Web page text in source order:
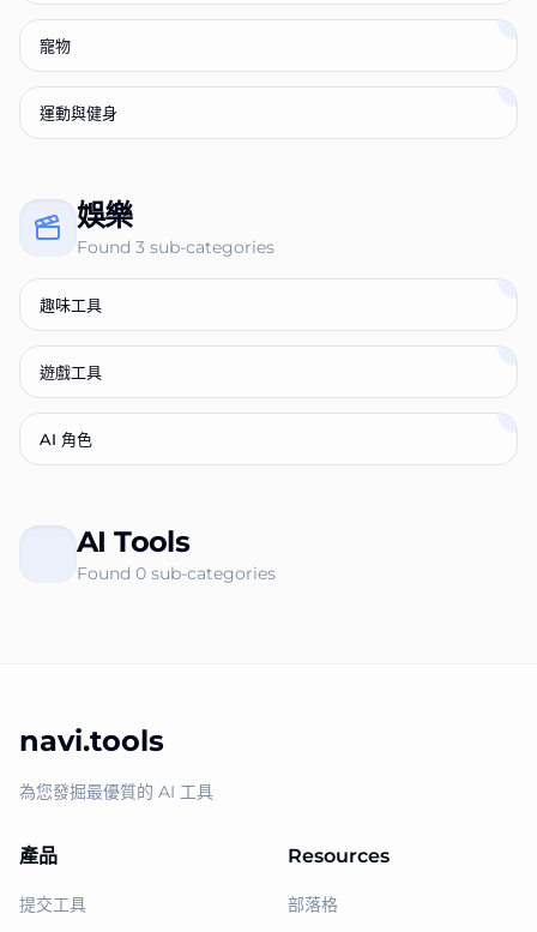
寵物
運動與健身
娛樂
Found 3 sub-categories
趣味工具
遊戲工具
AI 角色
AI Tools
Found 0 sub-categories
navi.tools
為您發掘最優質的 AI 工具
產品
提交工具
Resources
部落格